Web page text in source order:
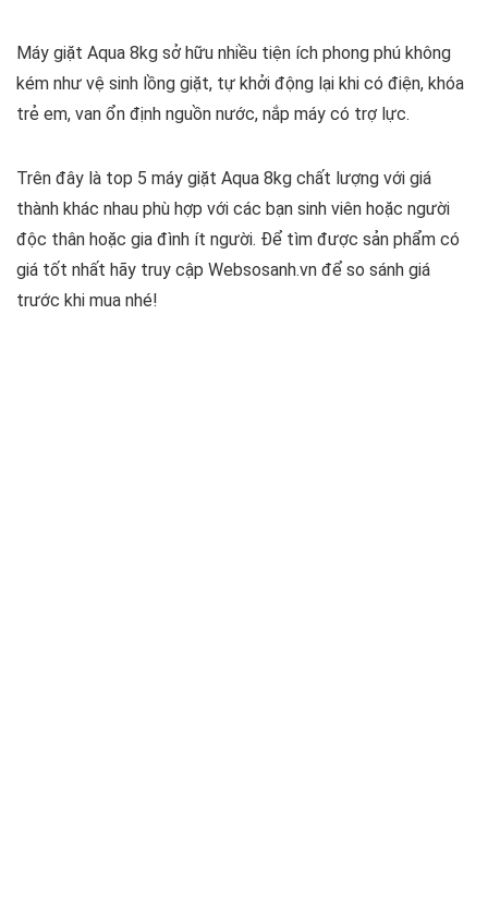
Máy giặt Aqua 8kg sở hữu nhiều tiện ích phong phú không
kém như vệ sinh lồng giặt, tự khởi động lại khi có điện, khóa
trẻ em, van ổn định nguồn nước, nắp máy có trợ lực.
Trên đây là top 5 máy giặt Aqua 8kg chất lượng với giá
thành khác nhau phù hợp với các bạn sinh viên hoặc người
độc thân hoặc gia đình ít người. Để tìm được sản phẩm có
giá tốt nhất hãy truy cập Websosanh.vn để so sánh giá
trước khi mua nhé!